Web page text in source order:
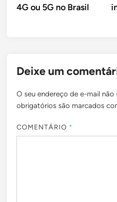
4G ou 5G no Brasil
Deixe um
O seu endereço de e-mail não
obrigatórios são marcados
COMENTÁRIO *